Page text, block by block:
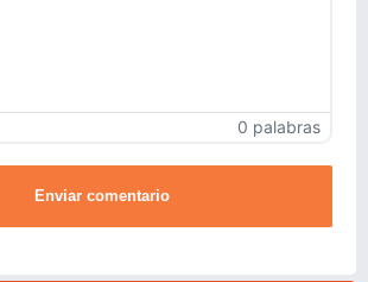
0 palabras
Enviar comentario